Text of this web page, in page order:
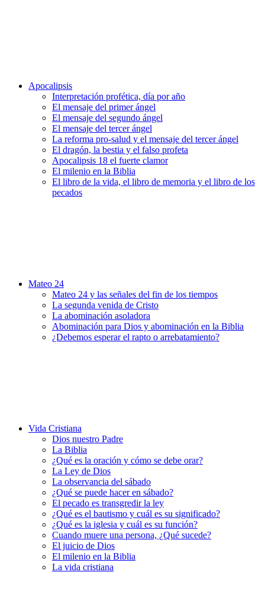
Apocalipsis
Interpretación profética, día por año
El mensaje del primer ángel
El mensaje del segundo ángel
El mensaje del tercer ángel
La reforma pro-salud y el mensaje del tercer ángel
El dragón, la bestia y el falso profeta
Apocalipsis 18 el fuerte clamor
El milenio en la Biblia
El libro de la vida, el libro de memoria y el libro de los
pecados
Mateo 24
Mateo 24 y las señales del fin de los tiempos
La segunda venida de Cristo
La abominación asoladora
Abominación para Dios y abominación en la Biblia
¿Debemos esperar el rapto o arrebatamiento?
Vida Cristiana
Dios nuestro Padre
La Biblia
¿Qué es la oración y cómo se debe orar?
La Ley de Dios
La observancia del sábado
¿Qué se puede hacer en sábado?
El pecado es transgredir la ley
¿Qué es el bautismo y cuál es su significado?
¿Qué es la iglesia y cuál es su función?
Cuando muere una persona, ¿Qué sucede?
El juicio de Dios
El milenio en la Biblia
La vida cristiana